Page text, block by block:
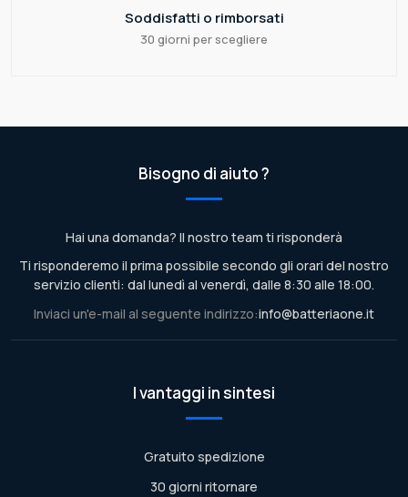
Soddisfatti o rimborsati
30 giorni per scegliere
Bisogno di aiuto ?
Hai una domanda? Il nostro team ti risponderà
Ti risponderemo il prima possibile secondo gli orari del nostro
servizio clienti: dal lunedì al venerdì, dalle 8:30 alle 18:00.
Inviaci un'e-mail al seguente indirizzo:info@batteriaone.it
I vantaggi in sintesi
Gratuito spedizione
30 giorni ritornare